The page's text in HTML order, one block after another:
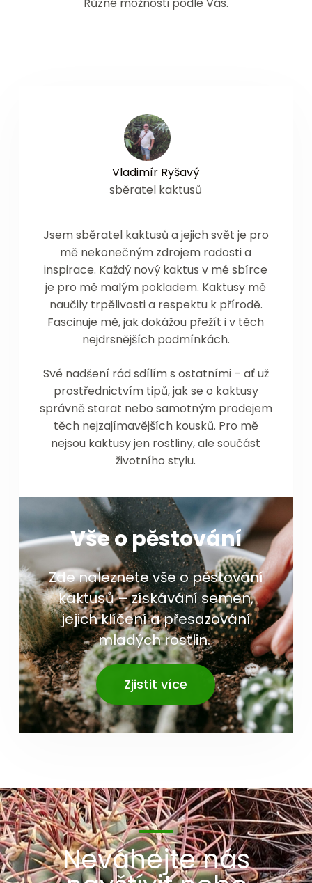
Vladimír Ryšavý
sběratel kaktusů
Jsem sběratel kaktusů a jejich svět je pro
mě nekonečným zdrojem radosti a
inspirace. Každý nový kaktus v mé sbírce
je pro mě malým pokladem. Kaktusy mě
naučily trpělivosti a respektu k přírodě.
Fascinuje mě, jak dokážou přežít i v těch
nejdrsnějších podmínkách.
Své nadšení rád sdílím s ostatními – ať už
prostřednictvím tipů, jak se o kaktusy
správně starat nebo samotným prodejem
těch nejzajímavějších kousků. Pro mě
nejsou kaktusy jen rostliny, ale součást
životního stylu.
Vše o pěstování
Zde naleznete vše o pěstování
kaktusů – získávání semen,
jejich klíčení a přesazování
mladých rostlin.
Zjistit více
Neváhejte nás